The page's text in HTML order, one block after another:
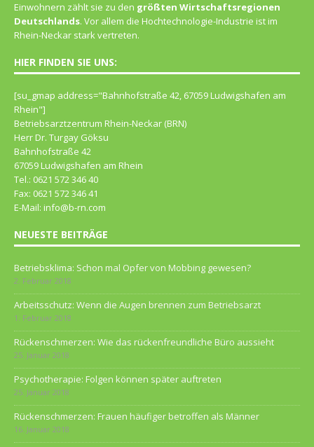
Einwohnern zählt sie zu den größten Wirtschaftsregionen
Deutschlands. Vor allem die Hochtechnologie-Industrie ist im
Rhein-Neckar stark vertreten.
HIER FINDEN SIE UNS:
[su_gmap address="Bahn­hof­straße 42, 67059 Lud­wigs­ha­fen am
Rhein"]
Betriebsarztzentrum Rhein-Neckar (BRN)
Herr Dr. Turgay Göksu
Bahnhofstraße 42
67059 Ludwigshafen am Rhein
Tel.: 0621 572 346 40
Fax: 0621 572 346 41
E-Mail: info@b-rn.com
NEUESTE BEITRÄGE
Betriebsklima: Schon mal Opfer von Mobbing gewesen?
2. Februar 2018
Arbeitsschutz: Wenn die Augen brennen zum Betriebsarzt
1. Februar 2018
Rückenschmerzen: Wie das rückenfreundliche Büro aussieht
25. Januar 2018
Psychotherapie: Folgen können später auftreten
25. Januar 2018
Rückenschmerzen: Frauen häufiger betroffen als Männer
16. Januar 2018